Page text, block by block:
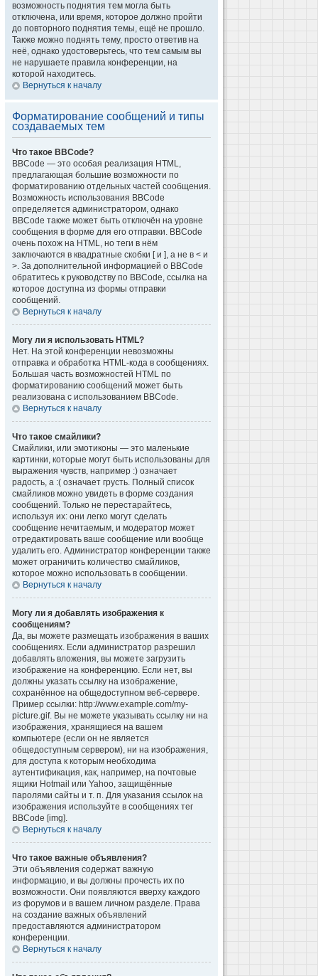
возможность поднятия тем могла быть
отключена, или время, которое должно пройти
до повторного поднятия темы, ещё не прошло.
Также можно поднять тему, просто ответив на
неё, однако удостоверьтесь, что тем самым вы
не нарушаете правила конференции, на
которой находитесь.
Вернуться к началу
Форматирование сообщений и типы
создаваемых тем
Что такое BBCode?
BBCode — это особая реализация HTML,
предлагающая большие возможности по
форматированию отдельных частей сообщения.
Возможность использования BBCode
определяется администратором, однако
BBCode также может быть отключён на уровне
сообщения в форме для его отправки. BBCode
очень похож на HTML, но теги в нём
заключаются в квадратные скобки [ и ], а не в < и
>. За дополнительной информацией о BBCode
обратитесь к руководству по BBCode, ссылка на
которое доступна из формы отправки
сообщений.
Вернуться к началу
Могу ли я использовать HTML?
Нет. На этой конференции невозможны
отправка и обработка HTML-кода в сообщениях.
Большая часть возможностей HTML по
форматированию сообщений может быть
реализована с использованием BBCode.
Вернуться к началу
Что такое смайлики?
Смайлики, или эмотиконы — это маленькие
картинки, которые могут быть использованы для
выражения чувств, например :) означает
радость, а :( означает грусть. Полный список
смайликов можно увидеть в форме создания
сообщений. Только не перестарайтесь,
используя их: они легко могут сделать
сообщение нечитаемым, и модератор может
отредактировать ваше сообщение или вообще
удалить его. Администратор конференции также
может ограничить количество смайликов,
которое можно использовать в сообщении.
Вернуться к началу
Могу ли я добавлять изображения к
сообщениям?
Да, вы можете размещать изображения в ваших
сообщениях. Если администратор разрешил
добавлять вложения, вы можете загрузить
изображение на конференцию. Если нет, вы
должны указать ссылку на изображение,
сохранённое на общедоступном веб-сервере.
Пример ссылки: http://www.example.com/my-
picture.gif. Вы не можете указывать ссылку ни на
изображения, хранящиеся на вашем
компьютере (если он не является
общедоступным сервером), ни на изображения,
для доступа к которым необходима
аутентификация, как, например, на почтовые
ящики Hotmail или Yahoo, защищённые
паролями сайты и т. п. Для указания ссылок на
изображения используйте в сообщениях тег
BBCode [img].
Вернуться к началу
Что такое важные объявления?
Эти объявления содержат важную
информацию, и вы должны прочесть их по
возможности. Они появляются вверху каждого
из форумов и в вашем личном разделе. Права
на создание важных объявлений
предоставляются администратором
конференции.
Вернуться к началу